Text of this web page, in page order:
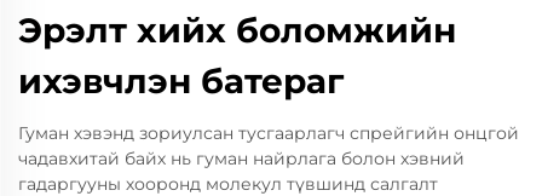
Эрэлт хийх боломжийн
ихэвчлэн батераг
Гуман хэвэнд зориулсан тусгаарлагч спрейгийн онцгой
чадавхитай байх нь гуман найрлага болон хэвний
гадаргууны хооронд молекул түвшинд салгалт